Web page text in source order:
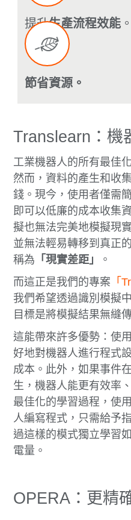
提升生產流程效能。
節省資源。
Translearn：機
工業機器人的所有最佳
然而，資料的產生和收
錢。現今，使用者僅需
即可以低廉的成本收集
擬也無法完美地模擬現
並無法輕易轉移到真正
稱為 「現實差距」
。
而這正是我們的專案 「
我們希望透過識別模擬
目標是將模擬結果無縫
這能帶來許多優勢：使
好地對機器人進行程式
成本。此外，如果事件
生，機器人能更有效率
最佳化的學習過程，使
人編寫程式，只需給予
過這樣的模式獨立學習
電量。
OPERA：更精